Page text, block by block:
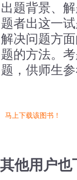
出题背景、
题者出这一
解决问题方
题的方法。
题，供师生
马上下载该图书！
其他用户也